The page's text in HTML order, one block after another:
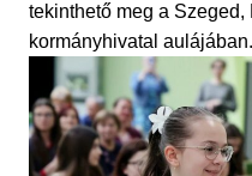
tekinthető meg a
kormányhivatal aulájában.